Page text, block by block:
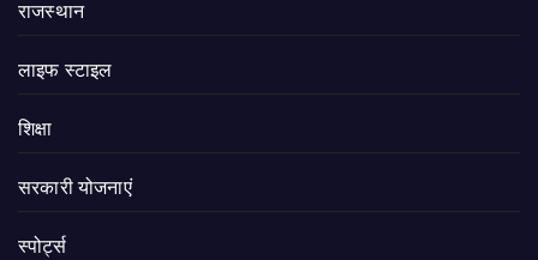
राजस्थान
लाइफ स्टाइल
शिक्षा
सरकारी योजनाएं
स्पोर्ट्स